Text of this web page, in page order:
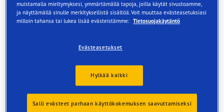
Poikkeuksellista pitoa ja ohjauksen tarkkuutta
kuivalla, sekä radalla että sen ulkopuolella.
Poikkeuksellinen suorituskyky kuivalla
Äärimmäinen ohjauksen tarkkuus
Ensiluokkainen vakaus suurissa nopeuksissa
RIM PROTECTION -teknologia
muistamalla mieltymyksesi, ymmärtämällä tapoja, joilla käytät sivustoamme,
ja näyttämällä sinulle merkityksellistä sisältöä. Voit muuttaa evästeasetuksiasi
milloin tahansa tai lukea lisää evästeistämme: Tietosuojakäytäntö
Evästeasetukset
Hylkää kaikki
Salli evästeet parhaan käyttökokemuksen saavuttamiseksi